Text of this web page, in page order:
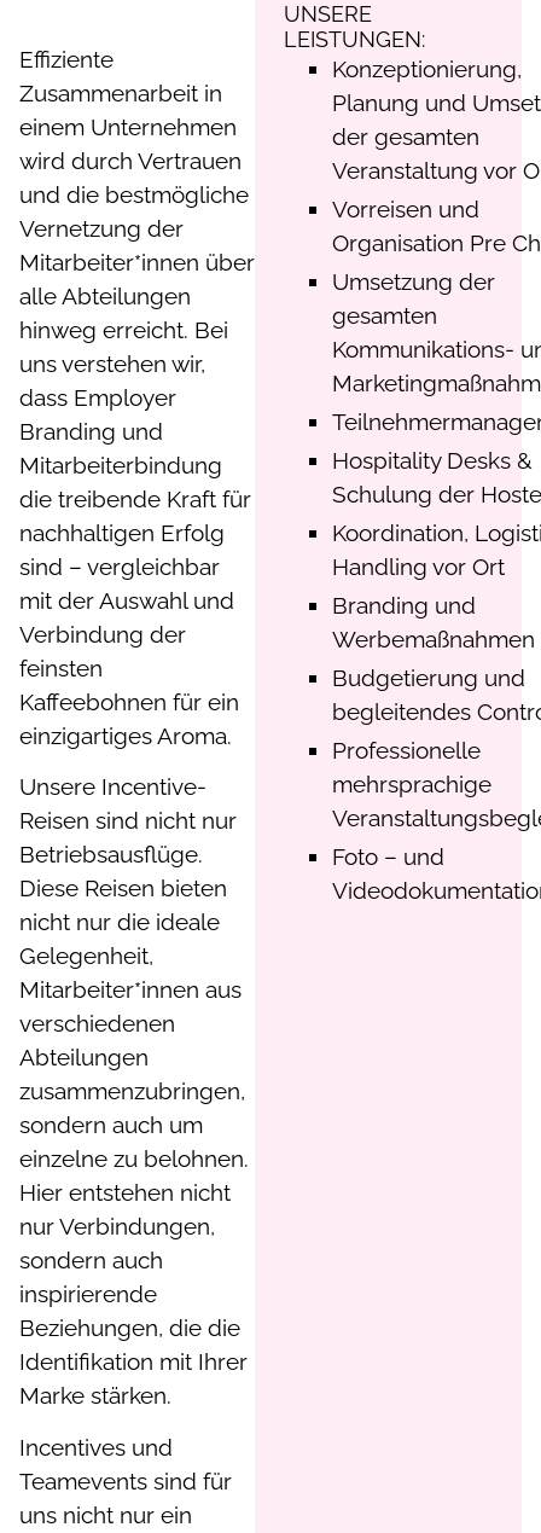
Effiziente
Zusammenarbeit in
einem Unternehmen
wird durch Vertrauen
und die bestmögliche
Vernetzung der
Mitarbeiter*innen über
alle Abteilungen
hinweg erreicht. Bei
uns verstehen wir,
dass Employer
Branding und
Mitarbeiterbindung
die treibende Kraft für
nachhaltigen Erfolg
sind – vergleichbar
mit der Auswahl und
Verbindung der
feinsten
Kaffeebohnen für ein
einzigartiges Aroma.
Unsere Incentive-
Reisen sind nicht nur
Betriebsausflüge.
Diese Reisen bieten
nicht nur die ideale
Gelegenheit,
Mitarbeiter*innen aus
verschiedenen
Abteilungen
zusammenzubringen,
sondern auch um
einzelne zu belohnen.
Hier entstehen nicht
nur Verbindungen,
sondern auch
inspirierende
Beziehungen, die die
Identifikation mit Ihrer
Marke stärken.
Incentives und
Teamevents sind für
uns nicht nur ein
UNSERE
LEISTUNGEN:
Konzeptionierung,
Planung und
der gesamten
Veranstaltung vor
Vorreisen und
Organisation Pre
Umsetzung der
gesamten
Kommunikations-
Hospitality Desks &
Schulung der
Koordination,
Handling vor Ort
Branding und
Werbemaßnahmen
Budgetierung und
begleitendes
Professionelle
mehrsprachige
Foto – und